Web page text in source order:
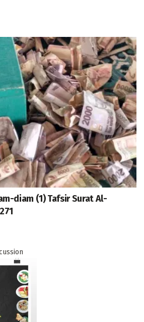
diam (1) Tafsir Surat Al-